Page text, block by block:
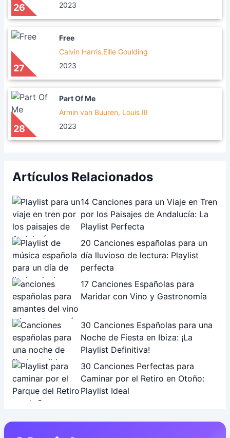
26
2023
27
Free
Calvin Harris,Ellie Goulding
2023
28
Part Of Me
Armin van Buuren, Louis III
2023
Artículos Relacionados
14 Canciones para un Viaje en Tren
por los Paisajes de Andalucía: La
Playlist Perfecta
20 Canciones españolas para un
día lluvioso de lectura: Playlist
perfecta
17 Canciones Españolas para
Maridar con Vino y Gastronomía
30 Canciones Españolas para una
Noche de Fiesta en Ibiza: ¡La
Playlist Definitiva!
30 Canciones Perfectas para
Caminar por el Retiro en Otoño:
Playlist Ideal